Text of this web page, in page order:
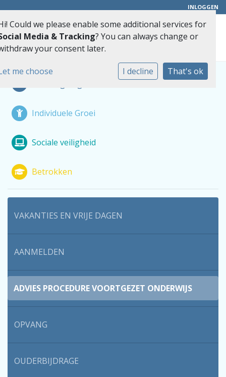
INLOGGEN
Toggle
Individuele Groei
Sociale veiligheid
Betrokken
VAKANTIES EN VRIJE DAGEN
AANMELDEN
ADVIES PROCEDURE VOORTGEZET ONDERWIJS
OPVANG
OUDERBIJDRAGE
Could we please enable some additional services for
Media & Tracking? You can always change or
your consent later.
me choose I decline That's ok